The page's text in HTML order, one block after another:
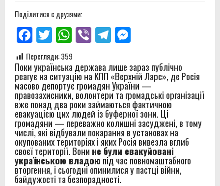
Поділитися с друзями:
Facebook
TwitterWhatsApp
ViberTelegramMessenger
Перегляди:359
Поки українська держава лише зараз публічно
реагує на ситуацію на КПП «Верхній Ларс», де Росія
масово депортує громадян України —
правозахисники, волонтери та громадські організації
вже понад два роки займаються фактичною
евакуацією цих людей із буферної зони. Ці
громадяни — переважно колишні засуджені, в тому
числі, які відбували покарання в установах на
окупованих територіях і яких Росія вивезла вглиб
своєї території. Вони не були евакуйовані
українською владою під час повномаштабного
вторгення, і сьогодні опинилися у пастці війни,
байдужості та безпорадності.